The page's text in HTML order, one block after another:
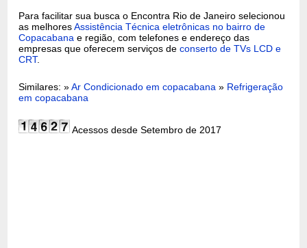
Para facilitar sua busca o Encontra Rio de Janeiro selecionou
as melhoresAssistência Técnica eletrônicas no bairro de
Copacabana e região, com telefones e endereço das
empresas que oferecem serviços deconserto de TVs LCD e
CRT.
Similares: »Ar Condicionado em copacabana » Refrigeração
em copacabana
Acessos desde Setembro de 2017